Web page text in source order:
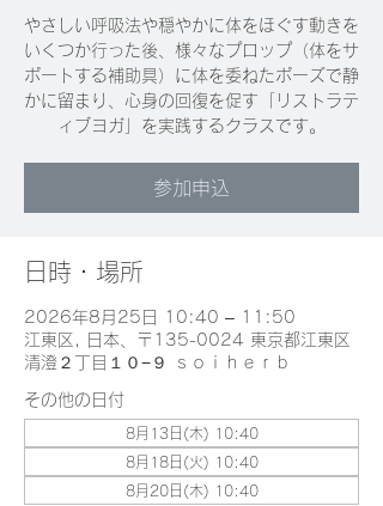
やさしい呼吸法や穏やかに体をほぐす動きを
いくつか行った後、様々なプロップ（体をサ
ポートする補助具）に体を委ねたポーズで静
かに留まり、心身の回復を促す「リストラテ
ィブヨガ」を実践するクラスです。
参加申込
日時・場所
2026年8月25日 10:40 – 11:50
江東区, 日本、〒135-0024 東京都江東区
清澄２丁目１０−９ ｓｏｉｈｅｒｂ
その他の日付
8月13日(木) 10:40
8月18日(火) 10:40
8月20日(木) 10:40